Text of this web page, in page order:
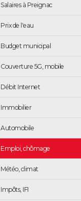
Salaires à Preignac
Prix de l'eau
Budget municipal
Couverture 5G, mobile
Débit Internet
Immobilier
Automobile
Emploi, chômage
Météo, climat
Impôts, IFI